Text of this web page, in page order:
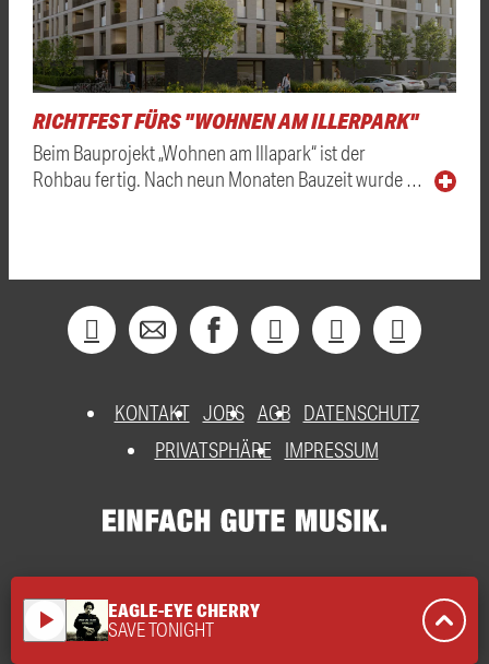
RICHTFEST FÜRS "WOHNEN AM ILLERPARK"
Beim Bauprojekt „Wohnen am Illapark“ ist der
Rohbau fertig. Nach neun Monaten Bauzeit wurde …
KONTAKT JOBS AGB DATENSCHUTZ
PRIVATSPHÄRE
IMPRESSUM
play_arrow EAGLE-EYE CHERRY
SAVE TONIGHT